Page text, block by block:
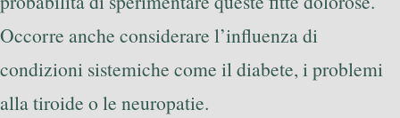
Occorre anche considerare l’influenza di
condizioni sistemiche come il diabete, i problemi
alla tiroide o le neuropatie.